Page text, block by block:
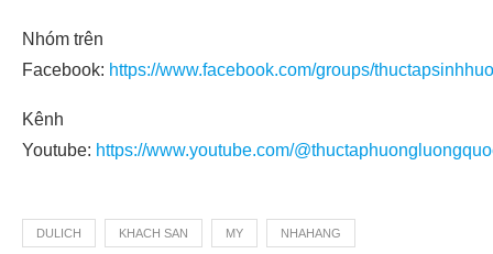
Nhóm trên
Facebook: https://www.facebook.com/groups/
Kênh
Youtube: https://www.youtube.com/
DULICH KHACH SAN MY NHAHANG